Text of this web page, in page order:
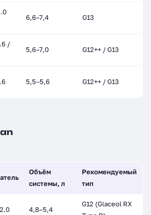
6,6–7,4 G13
/
5,6–7,0 G12++ / G13
5,5–5,6 G12++ / G13
Объём
системы, л
Рекомендуемый
тип
4,8–5,4
G12 (Glaceol RX